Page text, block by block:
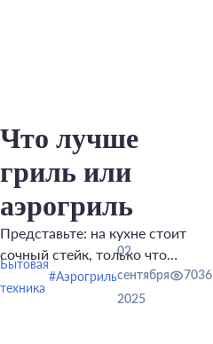
Что лучше
гриль или
аэрогриль
Представьте: на кухне стоит
сочный стейк, только что
снятый с решетки.
Бытовая
техника
#Аэрогриль
02
сентября
2025
7036